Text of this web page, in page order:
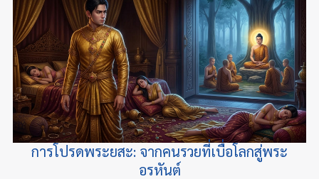
การโปรดพระยสะ: จากคนรวยที่เบื่อโลกสู่พระ
อรหันต์